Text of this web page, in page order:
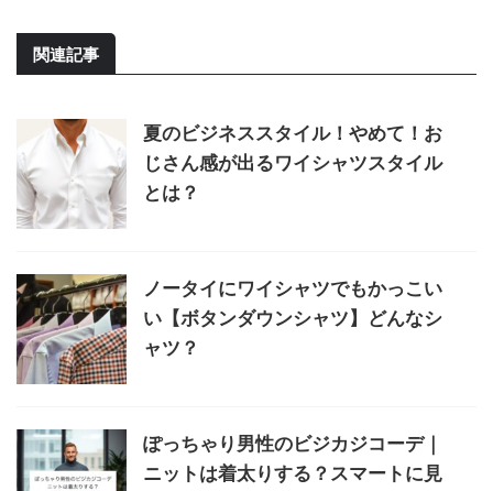
関連記事
夏のビジネススタイル！やめて！お
じさん感が出るワイシャツスタイル
とは？
ノータイにワイシャツでもかっこい
い【ボタンダウンシャツ】どんなシ
ャツ？
ぽっちゃり男性のビジカジコーデ｜
ニットは着太りする？スマートに見